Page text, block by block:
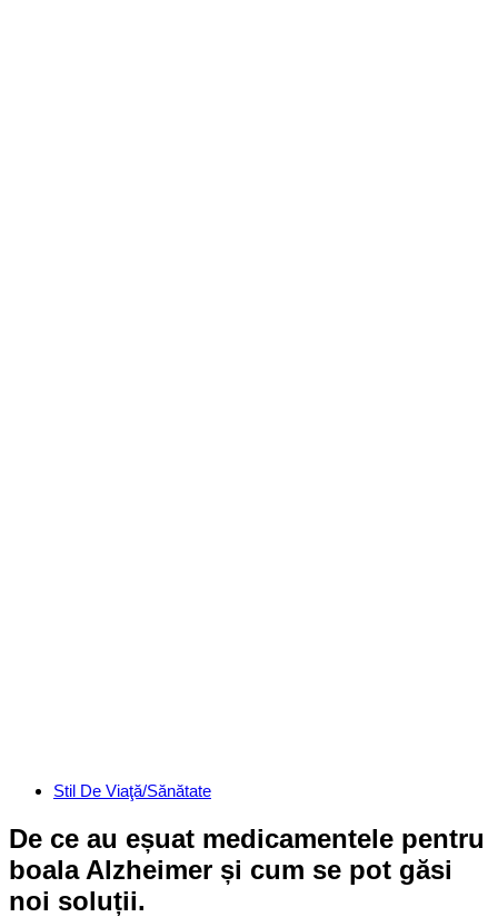
CategoriesStil De Viaţă/Sănătate
De ce au eșuat medicamentele pentru
boala Alzheimer și cum se pot găsi
noi soluții.